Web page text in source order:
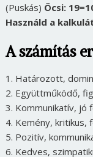
(Puskás) Öcsi:
Használd a
A számítás
1. Határozott,
2. Együttműködő,
3. Kommunikatív, jó
4. Kemény,
5. Pozitív,
6. Kedves,